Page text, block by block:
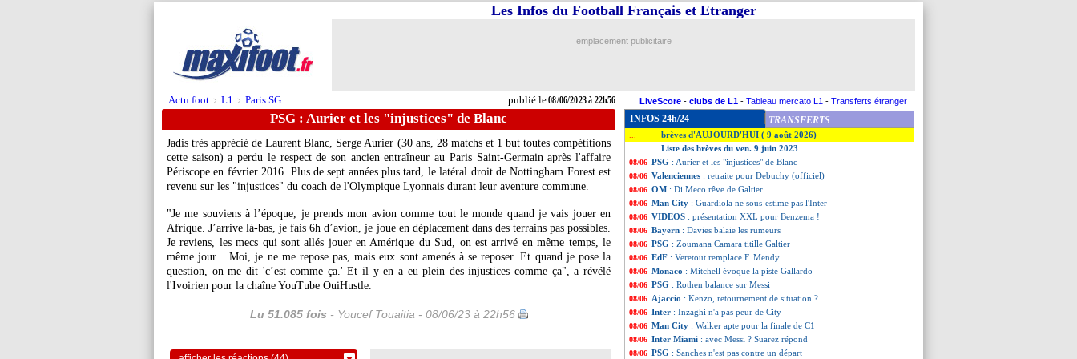
Actu foot > L1 > Paris SG publié le08/06/2023 à 22h56
Les Infos du Football Français et Etranger
emplacement publicitaire
LiveScore - clubs de L1 - Tableau mercato L1 - Transferts étranger
PSG : Aurier et les "injustices" de Blanc
Jadis très apprécié de Laurent Blanc, SergeAurier (30 ans, 28 matchs et 1 but toutes compétitions
cette saison) a perdu le respect de son ancien entraîneur au Paris Saint-Germain après l'affaire
Périscope en février 2016. Plus de sept années plus tard, le latéral droit de Nottingham Forest est
revenu sur les "injustices" du coach de l'Olympique Lyonnais durant leur aventure commune.
"Je me souviens à l’époque, je prends mon avion comme tout le monde quand je vais jouer en
Afrique. J’arrive là-bas, je fais 6h d’avion, je joue en déplacement dans des terrains pas possibles.
Je reviens, les mecs qui sont allés jouer en Amérique du Sud, on est arrivé en même temps, le
même jour... Moi, je ne me repose pas, mais eux sont amenés à se reposer. Et quand je pose la
question, on me dit 'c’est comme ça.' Et il y en a eu plein des injustices comme ça", a révélé
l'Ivoirien pour la chaîne YouTube OuiHustle.
Lu 51.085 fois - Youcef Touaitia - 08/06/23 à 22h56
INFOS 24h/24 TRANSFERTS
brèves d'AUJOURD'HUI ( 9 août 2026)
Liste des brèves du ven. 9 juin 2023
08/06 PSG : Aurier et les "injustices" de Blanc
08/06 Valenciennes : retraite pour Debuchy (officiel)
08/06 OM : Di Meco rêve de Galtier
08/06 Man City : Guardiola ne sous-estime pas l'Inter
08/06 VIDEOS : présentation XXL pour Benzema !
08/06 Bayern : Davies balaie les rumeurs
08/06 PSG : Zoumana Camara titille Galtier
08/06 EdF : Veretout remplace F. Mendy
08/06 Monaco : Mitchell évoque la piste Gallardo
08/06 PSG : Rothen balance sur Messi
08/06 Ajaccio : Kenzo, retournement de situation ?
08/06 Inter : Inzaghi n'a pas peur de City
08/06 Man City : Walker apte pour la finale de C1
08/06 Inter Miami : avec Messi ? Suarez répond
08/06 PSG : Sanches n'est pas contre un départ